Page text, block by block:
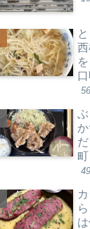
口
町